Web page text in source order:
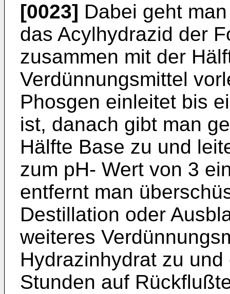
[0023] Dabei geht
das Acylhydrazid der
zusammen mit der
Verdünnungsmittel
Phosgen einleitet bis
ist, danach gibt man
Hälfte Base zu und
zum pH- Wert von 3
entfernt man
Destillation oder
weiteres
Hydrazinhydrat zu
Stunden auf